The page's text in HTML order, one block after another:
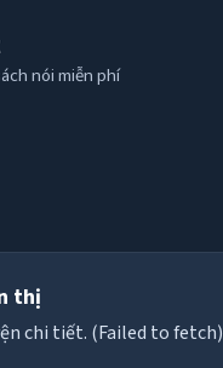
nói miễn phí
thị
chi tiết. (Failed to fetch)